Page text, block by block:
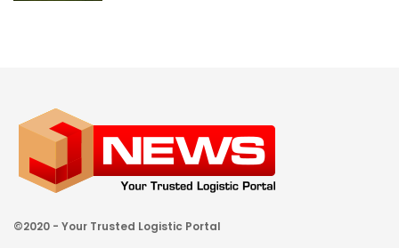
©2020 - Your Trusted Logistic Portal